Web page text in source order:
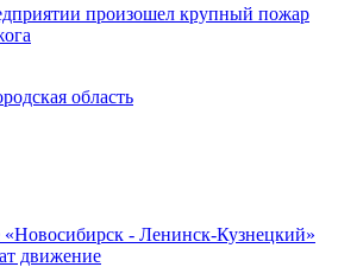
произошел крупный пожар
область
- Ленинск-Кузнецкий»
движение